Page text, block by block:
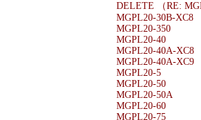
DELETE （RE:
MGPL20-30B-XC8
MGPL20-350
MGPL20-40
MGPL20-40A-XC8
MGPL20-40A-XC9
MGPL20-5
MGPL20-50
MGPL20-50A
MGPL20-60
MGPL20-75